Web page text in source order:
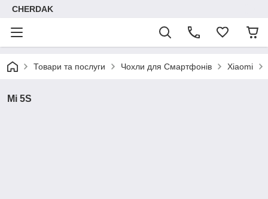
CHERDAK
Товари та послуги Чохли для Смартфонів Xiaomi
Mi 5S